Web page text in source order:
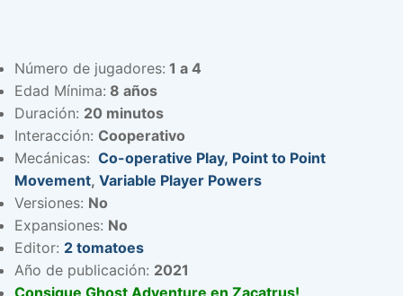
Número de jugadores: 1 a 4
Edad Mínima: 8 años
Duración: 20 minutos
Interacción: Cooperativo
Mecánicas: Co-operative Play, Point to Point
Movement, Variable Player Powers
Versiones: No
Expansiones: No
Editor: 2 tomatoes
Año de publicación: 2021